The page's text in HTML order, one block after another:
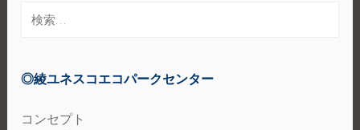
検
索:
◎綾ユネスコエコパークセンター
コンセプト